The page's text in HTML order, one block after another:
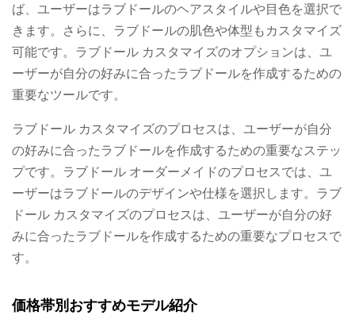
ば、ユーザーはラブドールのヘアスタイルや目色を選択で
きます。さらに、ラブドールの肌色や体型もカスタマイズ
可能です。ラブドール カスタマイズのオプションは、ユ
ーザーが自分の好みに合ったラブドールを作成するための
重要なツールです。
ラブドール カスタマイズのプロセスは、ユーザーが自分
の好みに合ったラブドールを作成するための重要なステッ
プです。ラブドール オーダーメイドのプロセスでは、ユ
ーザーはラブドールのデザインや仕様を選択します。ラブ
ドール カスタマイズのプロセスは、ユーザーが自分の好
みに合ったラブドールを作成するための重要なプロセスで
す。
価格帯別おすすめモデル紹介